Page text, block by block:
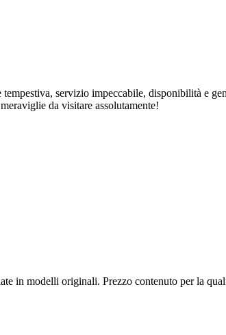
servizio impeccabile, disponibilità e
da visitare assolutamente!
in modelli originali. Prezzo contenuto per la